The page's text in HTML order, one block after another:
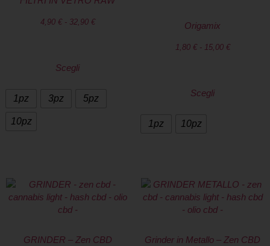
4,90 € - 32,90 €
Scegli
1pz 3pz 5pz
10pz
Origamix
1,80 € - 15,00 €
Scegli
1pz 10pz
GRINDER – Zen CBD Grinder in Metallo – Zen CBD